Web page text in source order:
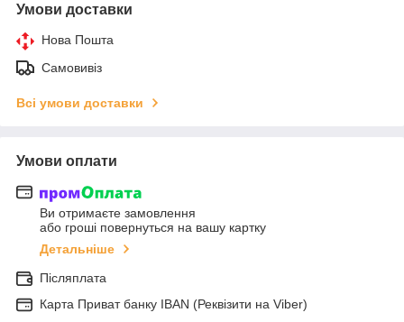
Умови доставки
Нова Пошта
Самовивіз
Всі умови доставки
Умови оплати
Ви отримаєте замовлення
або гроші повернуться на вашу картку
Детальніше
Післяплата
Карта Приват банку IBAN (Реквізити на Viber)